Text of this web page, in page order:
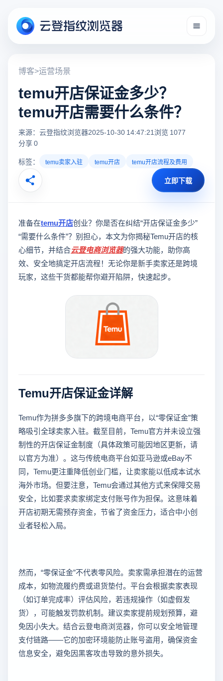
博客>运营场景
temu开店保证金多少？
temu开店需要什么条件？
来源：云登指纹浏览器2025-10-30 14:47:21浏览 1077
分享 0
标签：
temu卖家入驻 temu开店 temu开店流程及费用
立即下载
准备在temu开店创业？你是否在纠结“开店保证金多少”
“需要什么条件”？别担心，本文为你揭秘Temu开店的核
心细节，并结合云登电商浏览器的强大功能，助你高
效、安全地搞定开店流程！无论你是新手卖家还是跨境
玩家，这些干货都能帮你避开陷阱，快速起步。
Temu开店保证金详解
Temu作为拼多多旗下的跨境电商平台，以“零保证金”策
略吸引全球卖家入驻。截至目前，Temu官方并未设立强
制性的开店保证金制度（具体政策可能因地区更新，请
以官方为准）。这与传统电商平台如亚马逊或eBay不
同，Temu更注重降低创业门槛，让卖家能以低成本试水
海外市场。但要注意，Temu会通过其他方式来保障交易
安全，比如要求卖家绑定支付账号作为担保。这意味着
开店初期无需预存资金，节省了资金压力，适合中小创
业者轻松入局。
然而，“零保证金”不代表零风险。卖家需承担潜在的运营
成本，如物流履约费或退货垫付。平台会根据卖家表现
（如订单完成率）评估风险，若违规操作（如虚假发
货），可能触发罚款机制。建议卖家提前规划预算，避
免因小失大。结合云登电商浏览器，你可以安全地管理
支付链路——它的加密环境能防止账号盗用，确保资金
信息安全，避免因黑客攻击导致的意外损失。